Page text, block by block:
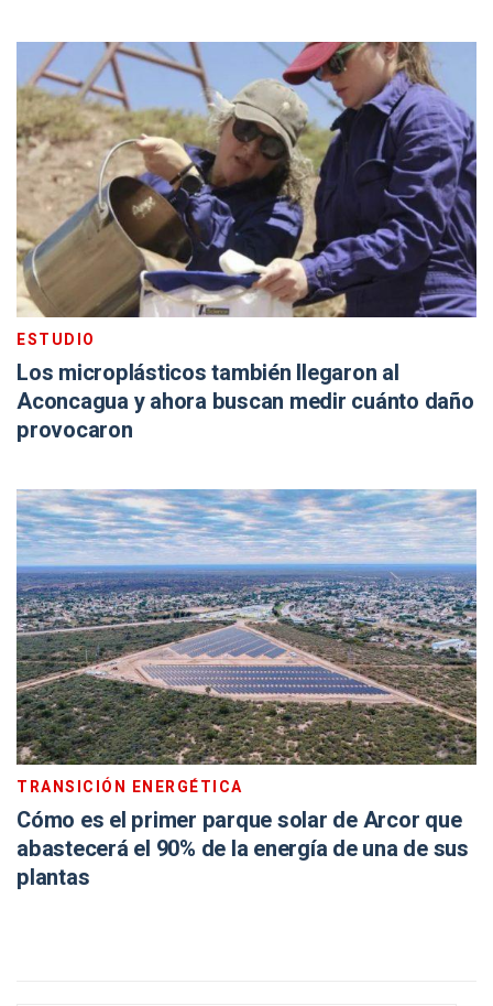
ESTUDIO
Los microplásticos también llegaron al
Aconcagua y ahora buscan medir cuánto daño
provocaron
TRANSICIÓN ENERGÉTICA
Cómo es el primer parque solar de Arcor que
abastecerá el 90% de la energía de una de sus
plantas